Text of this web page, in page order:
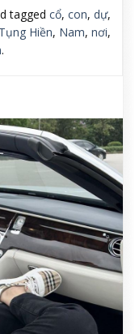
tagged cổ, con, dự,
Hiền, Nam, nơi,
.